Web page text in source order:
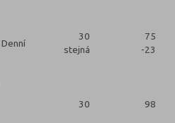
Denní
30
stejná
75
-23
30 98